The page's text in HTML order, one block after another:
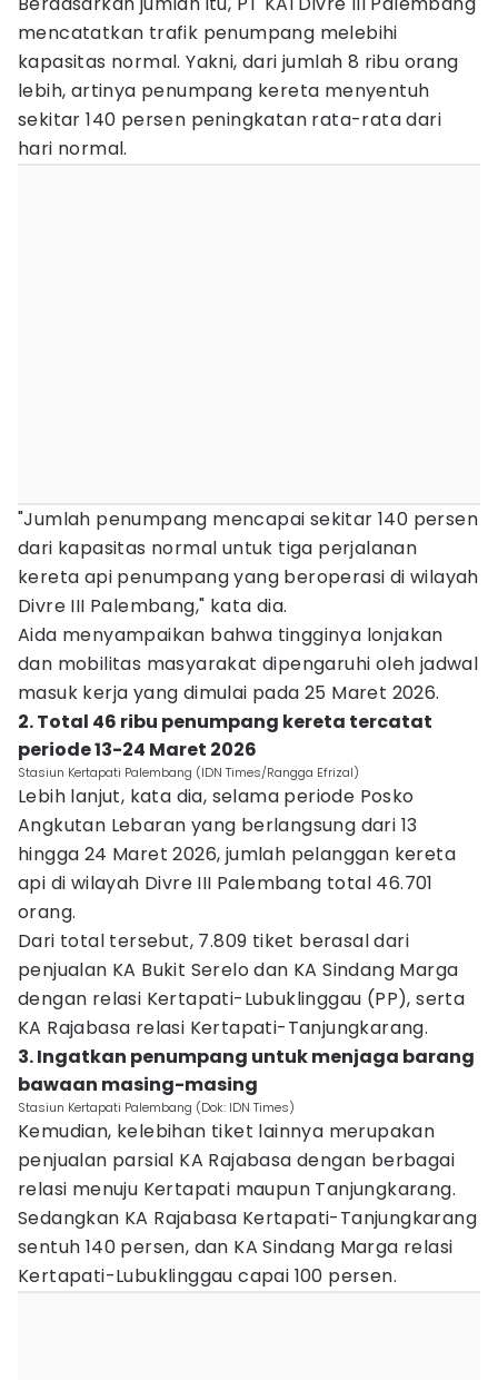
mencatatkan trafik penumpang melebihi
kapasitas normal. Yakni, dari jumlah 8 ribu orang
lebih, artinya penumpang kereta menyentuh
sekitar 140 persen peningkatan rata-rata dari
hari normal.
"Jumlah penumpang mencapai sekitar 140 persen
dari kapasitas normal untuk tiga perjalanan
kereta api penumpang yang beroperasi di wilayah
Divre III Palembang," kata dia.
Aida menyampaikan bahwa tingginya lonjakan
dan mobilitas masyarakat dipengaruhi oleh jadwal
masuk kerja yang dimulai pada 25 Maret 2026.
2. Total 46 ribu penumpang kereta tercatat
periode 13-24 Maret 2026
Stasiun Kertapati Palembang (IDN Times/Rangga Efrizal)
Lebih lanjut, kata dia, selama periode Posko
Angkutan Lebaran yang berlangsung dari 13
hingga 24 Maret 2026, jumlah pelanggan kereta
api di wilayah Divre III Palembang total 46.701
orang.
Dari total tersebut, 7.809 tiket berasal dari
penjualan KA Bukit Serelo dan KA Sindang Marga
dengan relasi Kertapati-Lubuklinggau (PP), serta
KA Rajabasa relasi Kertapati-Tanjungkarang.
3. Ingatkan penumpang untuk menjaga barang
bawaan masing-masing
Stasiun Kertapati Palembang (Dok: IDN Times)
Kemudian, kelebihan tiket lainnya merupakan
penjualan parsial KA Rajabasa dengan berbagai
relasi menuju Kertapati maupun Tanjungkarang.
Sedangkan KA Rajabasa Kertapati-Tanjungkarang
sentuh 140 persen, dan KA Sindang Marga relasi
Kertapati-Lubuklinggau capai 100 persen.